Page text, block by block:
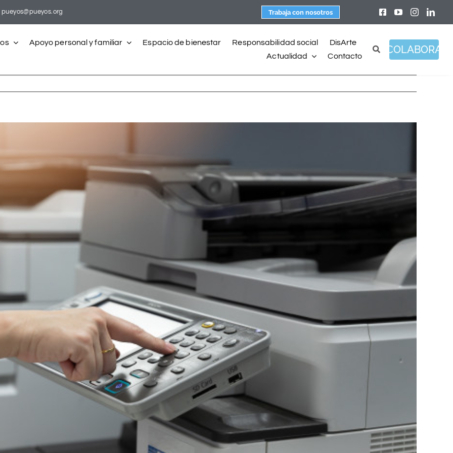
pueyos@pueyos.org Trabaja con nosotros
Apoyo personal y familiar Espacio de bienestar Responsabilidad social
DisArte
Actualidad
Contacto
COLABORA